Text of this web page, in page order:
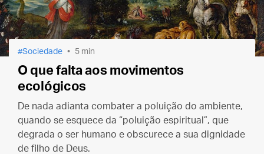
Sociedade 5 min
O que falta aos movimentos
ecológicos
De nada adianta combater a poluição do ambiente,
quando se esquece da “poluição espiritual”, que
degrada o ser humano e obscurece a sua dignidade
de filho de Deus.